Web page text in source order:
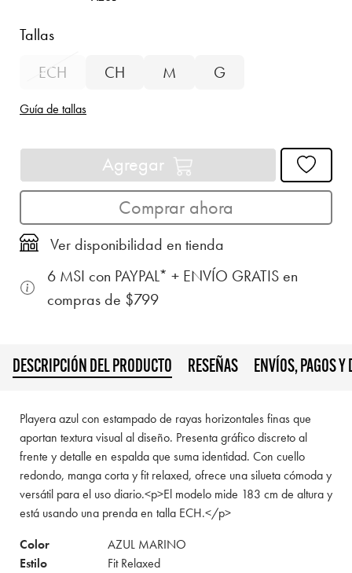
Tallas
ECH
CH M G
Guía de tallas
Agregar
Comprar ahora
Ver disponibilidad en tienda
6 MSI con PAYPAL* + ENVÍO GRATIS en
compras de $799
DESCRIPCIÓN DEL PRODUCTO RESEÑAS ENVÍOS, PAGOS Y
Playera azul con estampado de rayas horizontales finas que
aportan textura visual al diseño. Presenta gráfico discreto al
frente y detalle en espalda que suma identidad. Con cuello
redondo, manga corta y fit relaxed, ofrece una silueta cómoda y
versátil para el uso diario.<p>El modelo mide 183 cm de altura y
está usando una prenda en talla ECH.</p>
Color
AZUL MARINO
Estilo
Fit Relaxed